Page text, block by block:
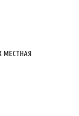
МЕСТНАЯ